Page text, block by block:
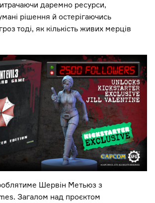
даремно ресурси,
рішення й остерігаючись
тоді, як кількість живих мерців
Шервін Метьюз з
Загалом над проєктом